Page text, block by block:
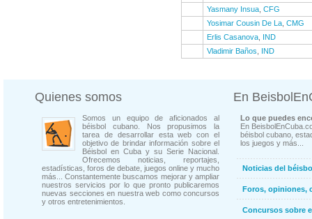
Yasmany Insua CFG
Yosimar Cousin De La CMG
Erlis Casanova IND
Vladimir Baños
IND
Quienes somos
Somos un equipo de aficionados al
béisbol cubano. Nos propusimos la
tarea de desarrollar esta web con el
objetivo de brindar información sobre el
Béisbol en Cuba y su Serie Nacional.
Ofrecemos noticias, reportajes,
estadísticas, foros de debate, juegos online y mucho
más... Constantemente buscamos mejorar y ampliar
nuestros servicios por lo que pronto publicaremos
nuevas secciones en nuestra web como concursos
y otros entretenimientos.
En
Lo que puedes
En
béisbol cubano,
los juegos y más...
Noticias del
Foros, opiniones,
Concursos sobre